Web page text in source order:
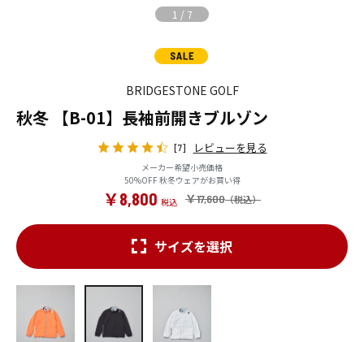
1 / 7
BRIDGESTONE GOLF
秋冬 【B-01】長袖前開きブルゾン
[7] レビューを見る
メーカー希望小売価格
50%OFF 秋冬ウェアがお買い得
￥17,600
￥8,800
サイズを選択